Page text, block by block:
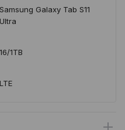
Samsung Galaxy Tab S11
Ultra
16/1TB
LTE